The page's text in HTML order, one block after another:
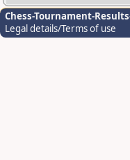
Chess-Tournament-
Legal details/Terms of use